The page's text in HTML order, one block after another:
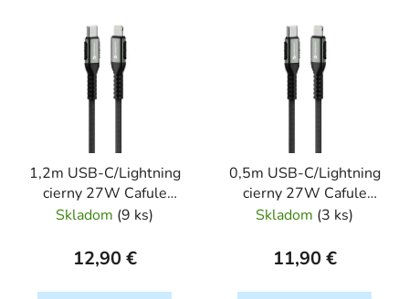
1,2m USB-C/Lightning
cierny 27W Cafule
dátový kábel
Skladom (9 ks)
12,90 €
0,5m USB-C/Lightning
cierny 27W Cafule
dátový kábel
Skladom (3 ks)
11,90 €